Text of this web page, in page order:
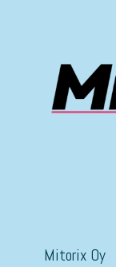
Mitorix Oy